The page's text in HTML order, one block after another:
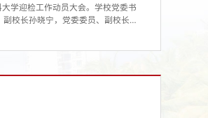
学迎检工作动员大会。学校党委书
校长孙晓宁，党委委员、副校长向